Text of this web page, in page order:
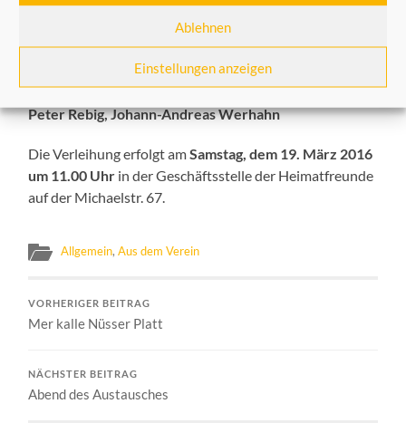
Ablehnen
Einstellungen anzeigen
HALT FASS“.
In diesem Jahr werden ausgezeichnet:
Imke Kronhof, Dr. med Jana Pavlik, Paul Neuhäuser,
Peter Rebig, Johann-Andreas Werhahn
Die Verleihung erfolgt amSamstag, dem 19. März 2016
um 11.00 Uhr in der Geschäftsstelle der Heimatfreunde
auf der Michaelstr. 67.
Allgemein,Aus dem Verein
VORHERIGER BEITRAG
Mer kalle Nüsser Platt
NÄCHSTER BEITRAG
Abend des Austausches